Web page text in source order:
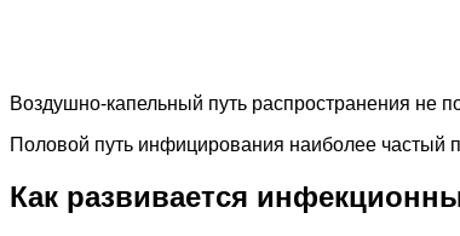
Воздушно-капельный путь распространения не
Половой путь инфицирования наиболее частый
Как развивается